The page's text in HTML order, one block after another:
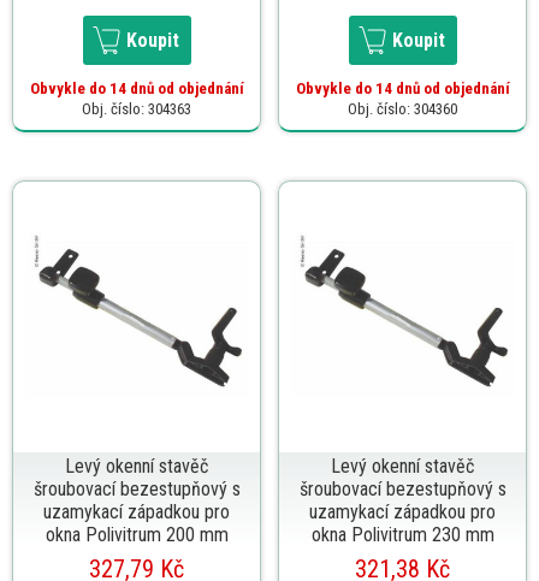
Koupit
Obvykle do 14 dnů od objednání
Obj. číslo: 304363
Koupit
Obvykle do 14 dnů od objednání
Obj. číslo: 304360
Levý okenní stavěč
šroubovací bezestupňový s
uzamykací západkou pro
okna Polivitrum 200 mm
327,79 Kč
Levý okenní stavěč
šroubovací bezestupňový s
uzamykací západkou pro
okna Polivitrum 230 mm
321,38 Kč